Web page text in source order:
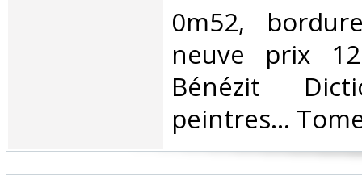
0m52,
neuve prix
Bénézit
peintres...